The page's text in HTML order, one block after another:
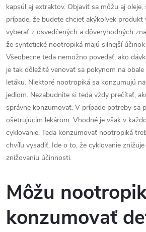
kapsúl aj extraktov. Objaviť sa môžu aj
prípade, že budete chcieť akýkoľvek produkt
vyberať z osvedčených a dôveryhodných
že syntetické nootropiká majú silnejší
Všeobecne teda nemožno povedať, ako
je tak dôležité venovať sa pokynom na
letáku. Niektoré nootropiká sa konzumujú
jedlom. Nezabudnite si teda vždy prečítať,
správne konzumovať. V prípade potreby sa
ošetrujúcim lekárom. Vhodné je však v
cyklovanie. Teda konzumovať nootropiká
chvíľu vysadiť. Ide o to, že cyklovanie
znižovaniu účinnosti.
Môžu
konzumovať